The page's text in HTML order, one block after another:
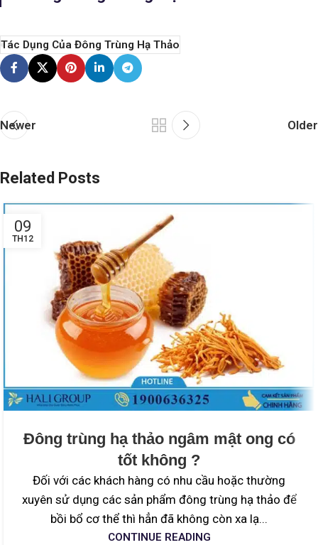
Tác Dụng Của Đông Trùng Hạ Thảo
Newer Older
Related Posts
09
TH12
Đông trùng hạ thảo ngâm mật ong có
tốt không ?
Đối với các khách hàng có nhu cầu hoặc thường
xuyên sử dụng các sản phẩm đông trùng hạ thảo để
bồi bổ cơ thể thì hẳn đã không còn xa lạ...
CONTINUE READING